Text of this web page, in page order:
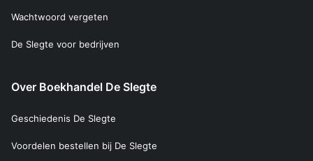
Wachtwoord vergeten
De Slegte voor bedrijven
Over Boekhandel De Slegte
Geschiedenis De Slegte
Voordelen bestellen bij De Slegte